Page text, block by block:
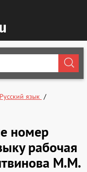
Русский язык
номер
рабочая
М.М.